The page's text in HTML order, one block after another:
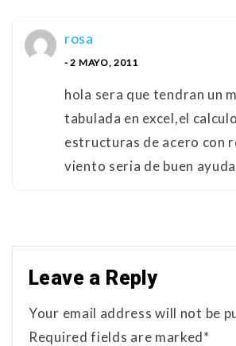
rosa
- 2 MAYO, 2011
hola sera que tendran un
tabulada en excel,el
estructuras de acero con
viento seria de buen
Leave a Reply
Your email address will not be
Required fields are marked*